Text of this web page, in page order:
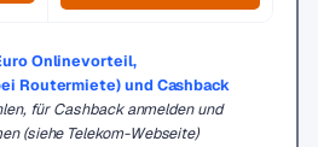
Onlinevorteil,
Routermiete) und Cashback
für Cashback anmelden und
(siehe Telekom-Webseite)